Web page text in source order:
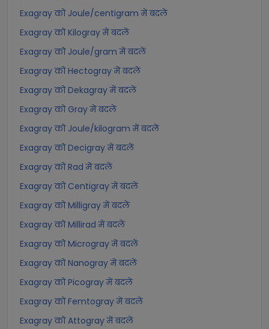
Exagray को Joule/centigram में बदलें
Exagray को Kilogray में बदलें
Exagray को Joule/gram में बदलें
Exagray को Hectogray में बदलें
Exagray को Dekagray में बदलें
Exagray को Gray में बदलें
Exagray को Joule/kilogram में बदलें
Exagray को Decigray में बदलें
Exagray को Rad में बदलें
Exagray को Centigray में बदलें
Exagray को Milligray में बदलें
Exagray को Millirad में बदलें
Exagray को Microgray में बदलें
Exagray को Nanogray में बदलें
Exagray को Picogray में बदलें
Exagray को Femtogray में बदलें
Exagray को Attogray में बदलें